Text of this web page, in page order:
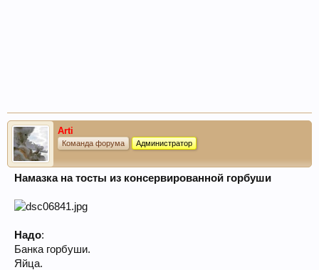
Arti
Команда форума Администратор
Намазка на тосты из консервированной горбуши
Надо:
Банка горбуши.
Яйца.